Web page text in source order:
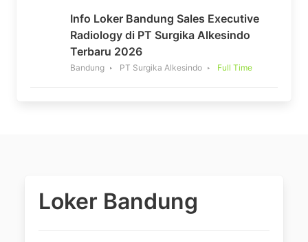
Info Loker Bandung Sales Executive
Radiology di PT Surgika Alkesindo
Terbaru 2026
Bandung PT Surgika Alkesindo Full Time
Loker Bandung